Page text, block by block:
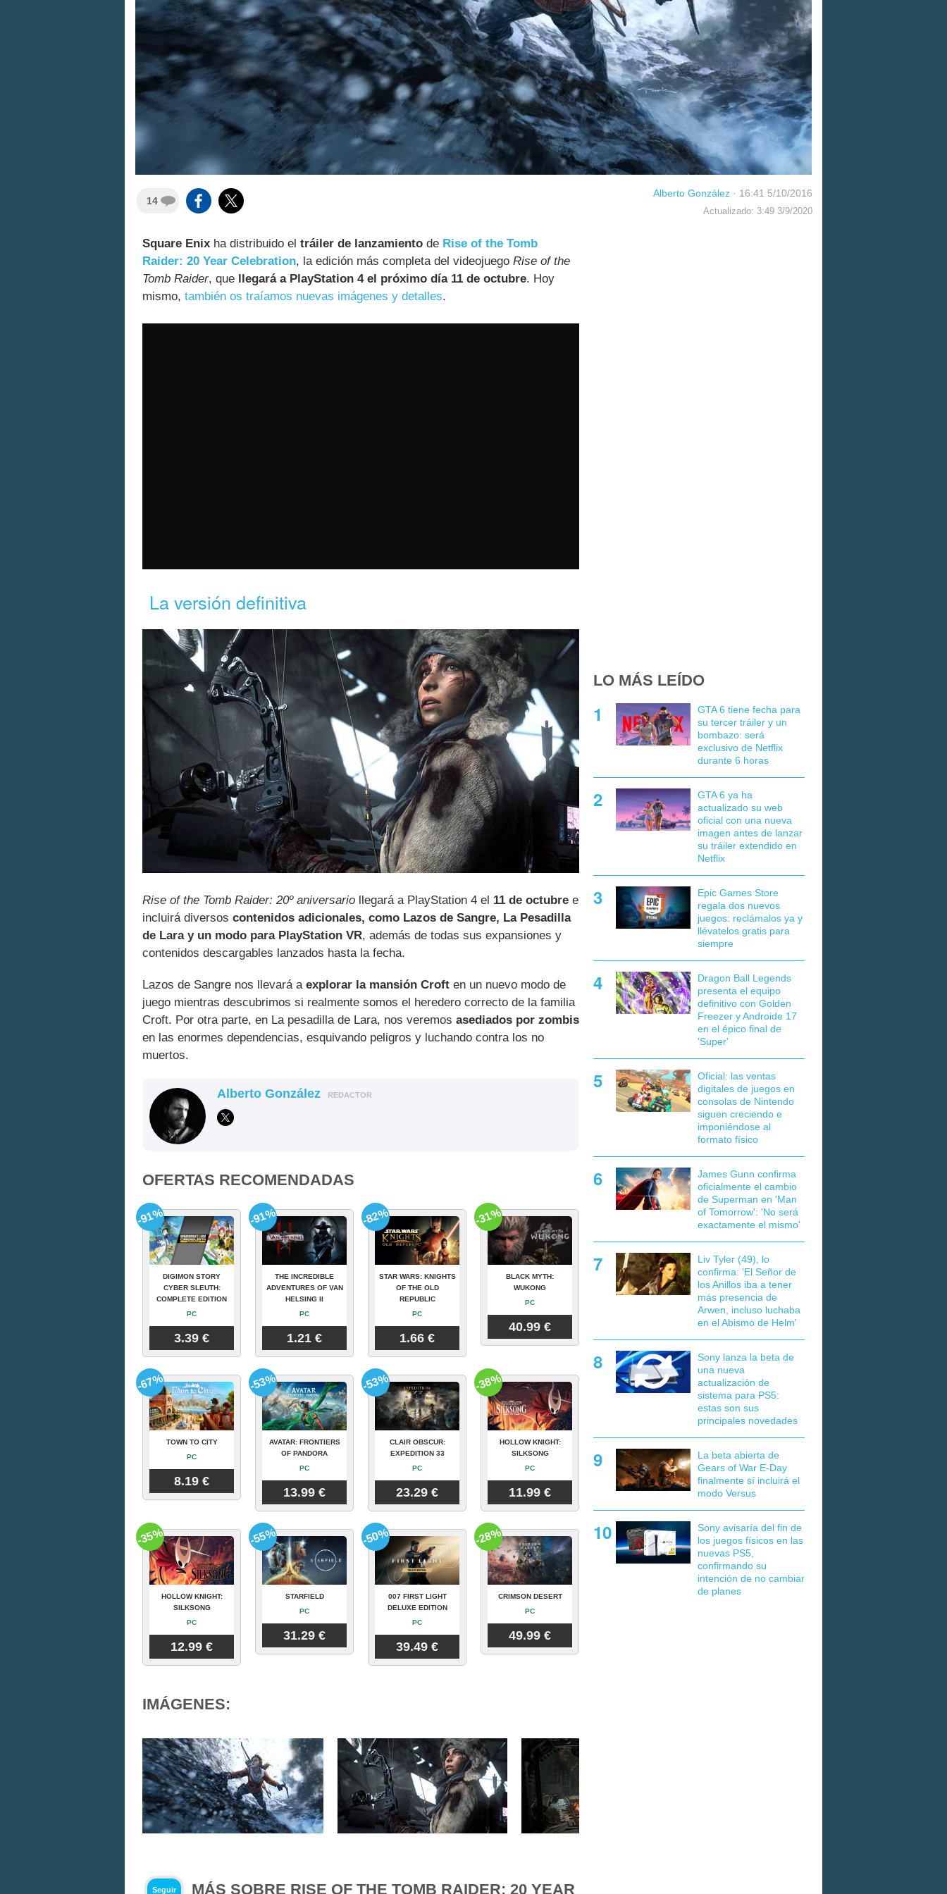
14
Alberto González · 16:41 5/10/2016
Actualizado: 3:49 3/9/2020
Square Enix ha distribuido el tráiler de lanzamiento de Rise of the Tomb
Raider: 20 Year Celebration, la edición más completa del videojuego Rise of the
Tomb Raider, que llegará a PlayStation 4 el próximo día 11 de octubre. Hoy
mismo, también os traíamos nuevas imágenes y detalles.
La versión definitiva
Rise of the Tomb Raider: 20º aniversario llegará a PlayStation 4 el 11 de octubre e
incluirá diversos contenidos adicionales, como Lazos de Sangre, La Pesadilla
de Lara y un modo para PlayStation VR, además de todas sus expansiones y
contenidos descargables lanzados hasta la fecha.
Lazos de Sangre nos llevará a explorar la mansión Croft en un nuevo modo de
juego mientras descubrimos si realmente somos el heredero correcto de la familia
Croft. Por otra parte, en La pesadilla de Lara, nos veremos asediados por zombis
en las enormes dependencias, esquivando peligros y luchando contra los no
muertos.
Alberto González REDACTOR
OFERTAS RECOMENDADAS
DIGIMON STORY
CYBER SLEUTH:
COMPLETE EDITION
PC
3.39 €
-91%
THE INCREDIBLE
ADVENTURES OF VAN
HELSING II
PC
1.21 €
-91%
STAR WARS: KNIGHTS
OF THE OLD
REPUBLIC
PC
1.66 €
-82%
BLACK MYTH:
WUKONG
PC
40.99 €
-31%
TOWN TO CITY
PC
8.19 €
-67%
AVATAR: FRONTIERS
OF PANDORA
PC
13.99 €
-53%
CLAIR OBSCUR:
EXPEDITION 33
PC
23.29 €
-53%
HOLLOW KNIGHT:
SILKSONG
PC
11.99 €
-38%
HOLLOW KNIGHT:
SILKSONG
PC
12.99 €
-35%
STARFIELD
PC
31.29 €
-55%
007 FIRST LIGHT
DELUXE EDITION
PC
39.49 €
-50%
CRIMSON DESERT
PC
49.99 €
-28%
IMÁGENES:
Seguir MÁS SOBRE RISE OF THE TOMB RAIDER: 20 YEAR
LO MÁS LEÍDO
GTA 6 tiene fecha para
su tercer tráiler y un
bombazo: será
exclusivo de Netflix
durante 6 horas
GTA 6 ya ha
actualizado su web
oficial con una nueva
imagen antes de lanzar
su tráiler extendido en
Netflix
Epic Games Store
regala dos nuevos
juegos: reclámalos ya y
llévatelos gratis para
siempre
Dragon Ball Legends
presenta el equipo
definitivo con Golden
Freezer y Androide 17
en el épico final de
'Super'
Oficial: las ventas
digitales de juegos en
consolas de Nintendo
siguen creciendo e
imponiéndose al
formato físico
James Gunn confirma
oficialmente el cambio
de Superman en 'Man
of Tomorrow': 'No será
exactamente el mismo'
Liv Tyler (49), lo
confirma: 'El Señor de
los Anillos iba a tener
más presencia de
Arwen, incluso luchaba
en el Abismo de Helm'
Sony lanza la beta de
una nueva
actualización de
sistema para PS5:
estas son sus
principales novedades
La beta abierta de
Gears of War E-Day
finalmente sí incluirá el
modo Versus
Sony avisaría del fin de
los juegos físicos en las
nuevas PS5,
confirmando su
intención de no cambiar
de planes